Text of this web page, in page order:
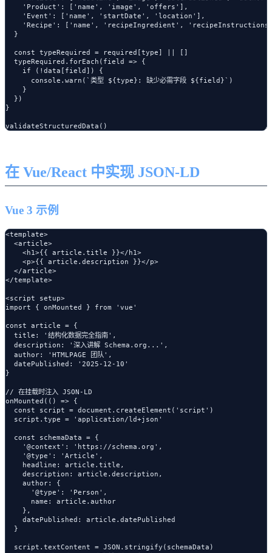
    'Product': ['name', 'image', 'offers'],
    'Event': ['name', 'startDate', 'location'],
'Recipe': ['name', 'recipeIngredient',
  }
  const typeRequired = required[type] || []
  typeRequired.forEach(field => {
    if (!data[field]) {
      console.warn(`类型 ${type}: 缺少必需字段 ${field}`)
    }
  })
}
在 Vue/React 中实现 JSON-LD
Vue 3 示例
<template>
  <article>
    <h1>{{ article.title }}</h1>
    <p>{{ article.description }}</p>
  </article>
</template>
<script setup>
import { onMounted } from 'vue'
const article = {
  title: '结构化数据完全指南',
  description: '深入讲解 Schema.org...',
  author: 'HTMLPAGE 团队',
  datePublished: '2025-12-10'
}
// 在挂载时注入 JSON-LD
onMounted(() => {
  const script = document.createElement('script')
  script.type = 'application/ld+json'
  const schemaData = {
    '@context': 'https://schema.org',
    '@type': 'Article',
    headline: article.title,
    description: article.description,
    author: {
      '@type': 'Person',
      name: article.author
    },
    datePublished: article.datePublished
  }
  script.textContent = JSON.stringify(schemaData)